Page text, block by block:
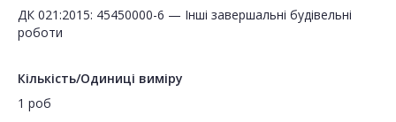
ДК 021:2015: 45450000-6 — Інші завершальні будівельні
роботи
Кількість/Одиниці виміру
1 роб